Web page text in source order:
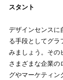
スタント
デザインセンスに
る手段としてグラ
みましょう。その
さまざまな企業の
グやマーケティン